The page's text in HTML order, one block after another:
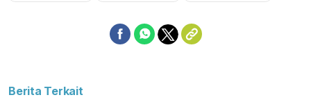
Berita Terkait